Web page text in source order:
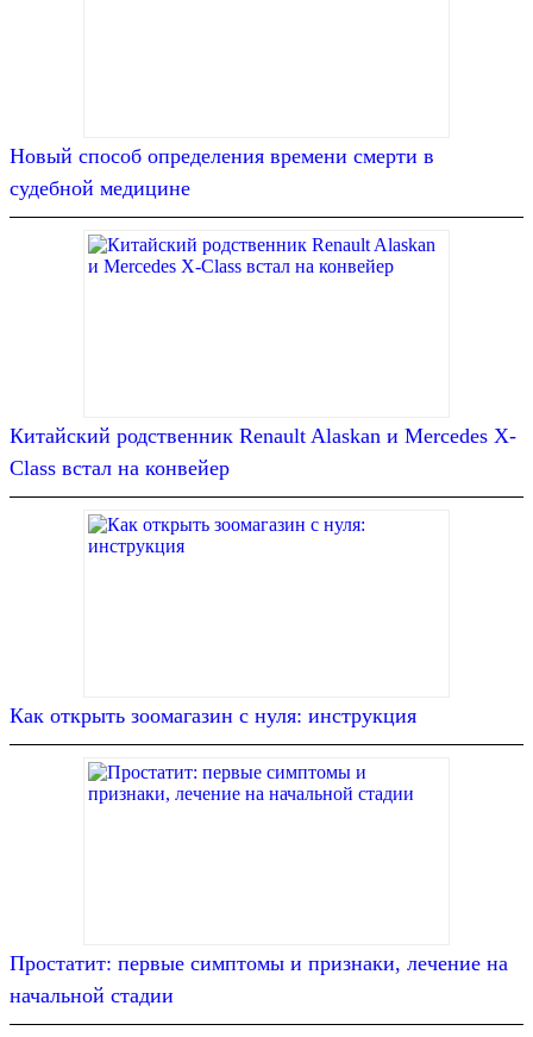
Новый способ определения времени смерти в
судебной медицине
Китайский родственник Renault Alaskan и Mercedes X-
Class встал на конвейер
Как открыть зоомагазин с нуля: инструкция
Простатит: первые симптомы и признаки, лечение на
начальной стадии